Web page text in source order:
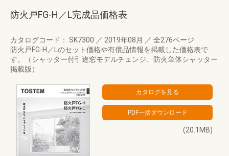
防火戸FG-H／L完成品価格表
カタログコード： SK7300 ／ 2019年08月 ／ 全276ページ
防火戸FG-H／Lのセット価格や有償品情報を掲載した価格表で
す。（シャッター付引違窓モデルチェンジ、防火単体シャッター
掲載版）
(20.1MB)